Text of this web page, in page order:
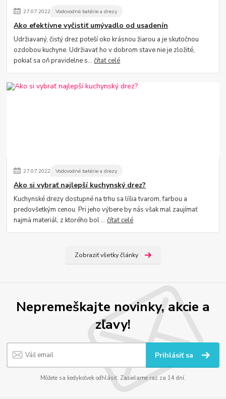
27.07.2022 Vodovodné batérie a drezy
Ako efektívne vyčistiť umývadlo od usadenín
Udržiavaný, čistý drez poteší oko krásnou žiarou a je skutočnou
ozdobou kuchyne. Udržiavať ho v dobrom stave nie je zložité,
pokiaľ sa oň pravidelne s...čítať celé
27.07.2022 Vodovodné batérie a drezy
Ako si vybrať najlepší kuchynský drez?
Kuchynské drezy dostupné na trhu sa líšia tvarom, farbou a
predovšetkým cenou. Pri jeho výbere by nás však mal zaujímať
najmä materiál, z ktorého bol ...čítať celé
Zobraziť všetky články
Nepremeškajte novinky, akcie a
zľavy!
Prihlásiť sa
Môžete sa kedykoľvek odhlásiť. Zasielame raz za 14 dní.